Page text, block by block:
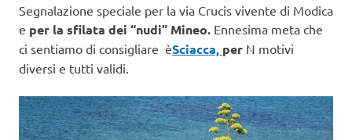
Segnalazione speciale per la via Crucis vivente di Modica
e per la sfilata dei “nudi” Mineo. Ennesima meta che
ci sentiamo di consigliare èSciacca, per N motivi
diversi e tutti validi.